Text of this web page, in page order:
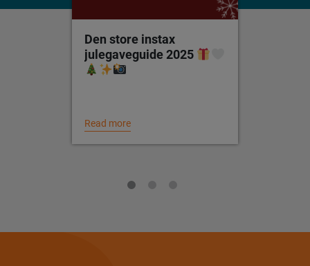
Den store instax
julegaveguide 2025
Read more